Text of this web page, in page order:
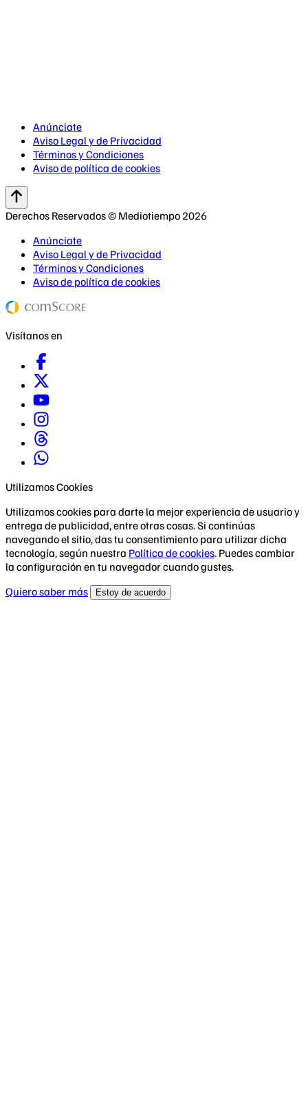
Anúnciate
Aviso Legal y de Privacidad
Términos y Condiciones
Aviso de política de cookies
Derechos Reservados © Mediotiempo 2026
Anúnciate
Aviso Legal y de Privacidad
Términos y Condiciones
Aviso de política de cookies
Visítanos en
Utilizamos Cookies
Utilizamos cookies para darte la mejor experiencia de usuario y
entrega de publicidad, entre otras cosas. Si continúas
navegando el sitio, das tu consentimiento para utilizar dicha
tecnología, según nuestra Política de cookies. Puedes cambiar
la configuración en tu navegador cuando gustes.
Quiero saber más
Estoy de acuerdo